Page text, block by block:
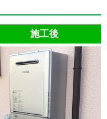
施工後